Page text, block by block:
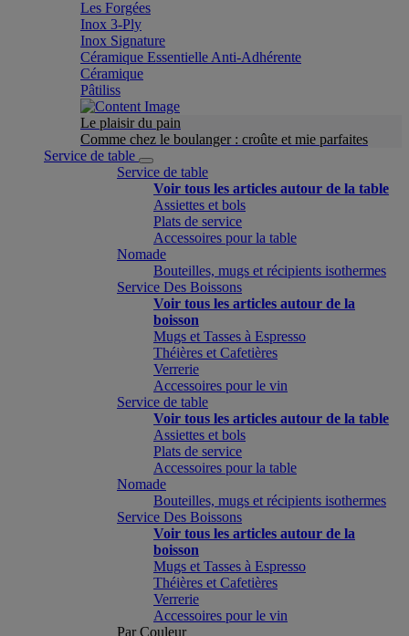
Les Forgées
Inox 3-Ply
Inox Signature
Céramique Essentielle Anti-Adhérente
Céramique
Pâtiliss
Le plaisir du pain
Comme chez le boulanger : croûte et mie parfaites
Service de table
Service de table
Voir tous les articles autour de la table
Assiettes et bols
Plats de service
Accessoires pour la table
Nomade
Bouteilles, mugs et récipients isothermes
Service Des Boissons
Voir tous les articles autour de la
boisson
Mugs et Tasses à Espresso
Théières et Cafetières
Verrerie
Accessoires pour le vin
Service de table
Voir tous les articles autour de la table
Assiettes et bols
Plats de service
Accessoires pour la table
Nomade
Bouteilles, mugs et récipients isothermes
Service Des Boissons
Voir tous les articles autour de la
boisson
Mugs et Tasses à Espresso
Théières et Cafetières
Verrerie
Accessoires pour le vin
Par Couleur